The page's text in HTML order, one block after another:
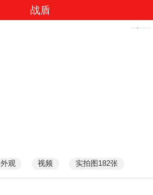
战盾
外观 视频 实拍图182张